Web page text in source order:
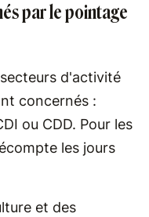
par le pointage
d'activité
concernés :
ou CDD. Pour les
les jours
et des